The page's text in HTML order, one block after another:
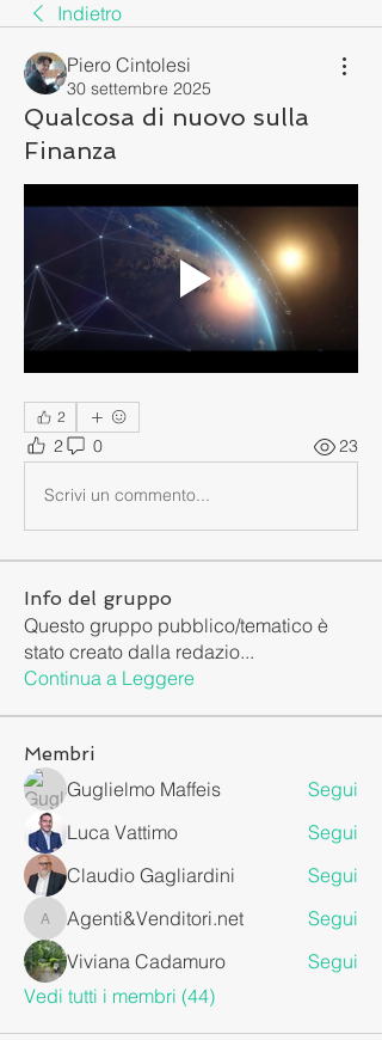
Indietro
Piero Cintolesi
30 settembre 2025
Qualcosa di nuovo sulla
Finanza
2
2 0 23
Scrivi un commento...
Info del gruppo
Questo gruppo pubblico/tematico è
stato creato dalla redazio...
Continua a Leggere
Membri
Guglielmo Maffeis
Segui
Luca Vattimo
Segui
Claudio Gagliardini
Segui
Agenti&Venditori.net
Agenti&Venditori.net
Segui
Viviana Cadamuro
Segui
Vedi tutti i membri (44)